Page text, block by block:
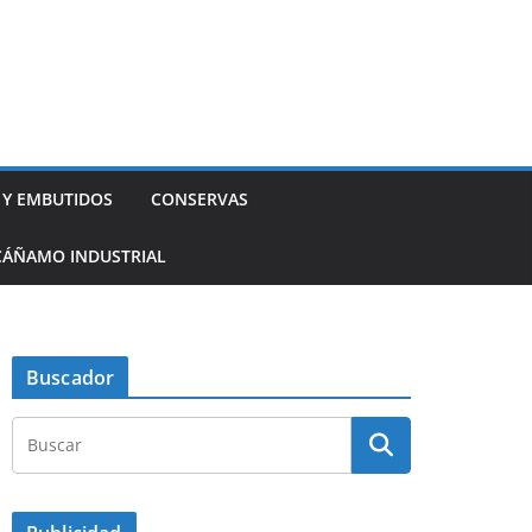
EMBUTIDOS CONSERVAS
INDUSTRIAL
Buscador